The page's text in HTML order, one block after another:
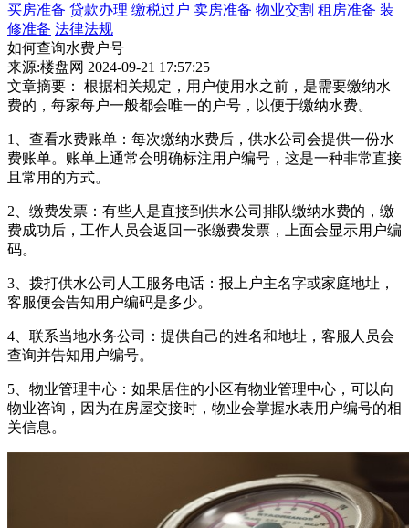
买房准备 贷款办理 缴税过户 卖房准备 物业交割 租房准备 装
修准备 法律法规
如何查询水费户号
来源:楼盘网 2024-09-21 17:57:25
文章摘要： 根据相关规定，用户使用水之前，是需要缴纳水
费的，每家每户一般都会唯一的户号，以便于缴纳水费。
1、‌查看水费账单‌：每次缴纳水费后，‌供水公司会提供一份水
费账单。账单上通常会明确标注用户编号，这是一种非常直接
且常用的方式。
‌2、缴费发票‌：有些人是直接到供水公司排队缴纳水费的，缴
费成功后，工作人员会返回一张缴费发票，上面会显示用户编
码。
‌3、拨打供水公司人工服务电话‌：报上户主名字或家庭地址，
客服便会告知用户编码是多少。
‌4、联系当地水务公司‌：提供自己的姓名和地址，客服人员会
查询并告知用户编号。
‌5、物业管理中心‌：如果居住的小区有物业管理中心，可以向
物业咨询，因为在房屋交接时，物业会掌握水表用户编号的相
关信息。